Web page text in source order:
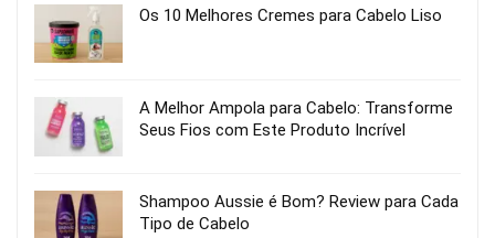
Os 10 Melhores Cremes para Cabelo Liso
A Melhor Ampola para Cabelo: Transforme
Seus Fios com Este Produto Incrível
Shampoo Aussie é Bom? Review para Cada
Tipo de Cabelo